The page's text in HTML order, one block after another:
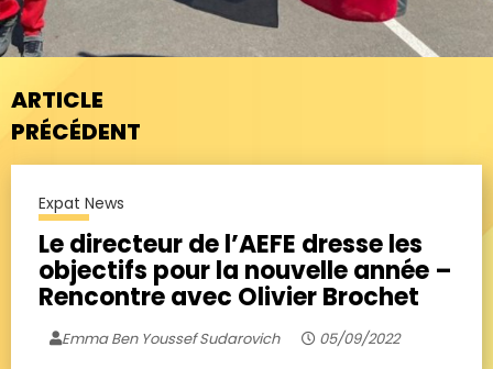
ARTICLE
PRÉCÉDENT
Expat News
Le directeur de l’AEFE dresse les
objectifs pour la nouvelle année –
Rencontre avec Olivier Brochet
Emma Ben Youssef Sudarovich 05/09/2022